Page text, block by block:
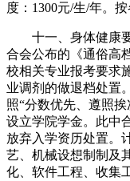
度：1300元/生/年。
十一、身体健康要
合会公布的《通俗高
校相关专业报考要求
业调剂的做退档处置
照“分数优先、遵照
设立学院学金。此中
放弃入学资历处置。
艺、机械设想制制及
化、软件工程、收集